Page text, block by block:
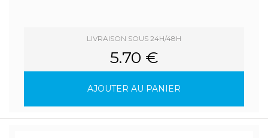
LIVRAISON SOUS 24H/48H
5.70 €
AJOUTER AU PANIER